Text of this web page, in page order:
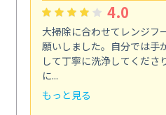
4.0
大掃除に合わせてレンジフ
願いしました。自分では手
して丁寧に洗浄してくださ
に...
もっと見る